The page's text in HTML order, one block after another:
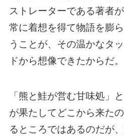
ストレーターである著者
常に着想を得て物語を膨
うことが、その温かなタ
ドから想像できたからだ。
「熊と鮭が営む甘味処」
が果たしてどこから来た
るところではあるのだが